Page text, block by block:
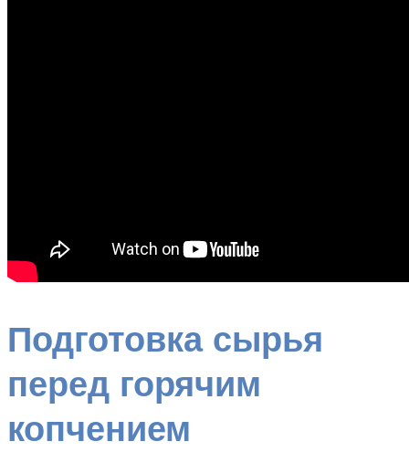
Подготовка сырья
перед горячим
копчением